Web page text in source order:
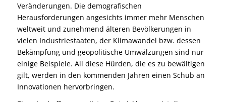
Veränderungen. Die demografischen
Herausforderungen angesichts immer mehr Menschen
weltweit und zunehmend älteren Bevölkerungen in
vielen Industriestaaten, der Klimawandel bzw. dessen
Bekämpfung und geopolitische Umwälzungen sind nur
einige Beispiele. All diese Hürden, die es zu bewältigen
gilt, werden in den kommenden Jahren einen Schub an
Innovationen hervorbringen.